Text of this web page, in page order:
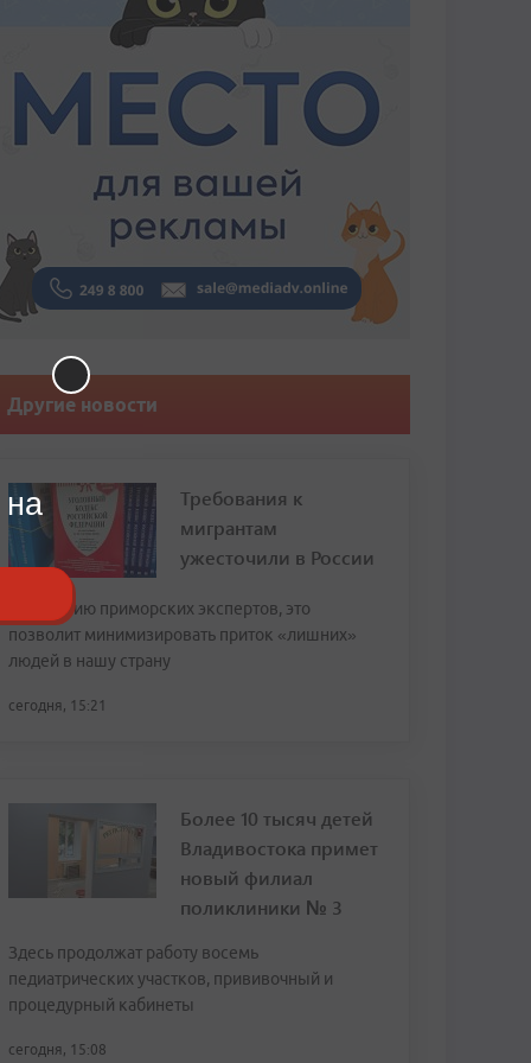
Другие новости
Требования к
мигрантам
ужесточили в России
По мнению приморских экспертов, это
позволит минимизировать приток «лишних»
людей в нашу страну
сегодня, 15:21
Более 10 тысяч детей
Владивостока примет
новый филиал
поликлиники № 3
Здесь продолжат работу восемь
педиатрических участков, прививочный и
процедурный кабинеты
сегодня, 15:08